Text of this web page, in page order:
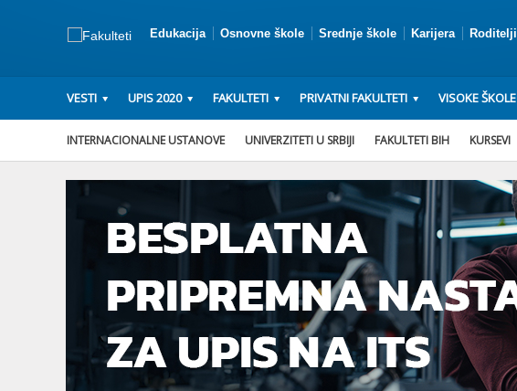
Edukacija Osnovne škole Srednje škole Karijera Roditelji
VESTI UPIS 2020 FAKULTETI PRIVATNI FAKULTETI VISOKE ŠKOLE
INTERNACIONALNE USTANOVE UNIVERZITETI U SRBIJI FAKULTETI BIH KURSEVI